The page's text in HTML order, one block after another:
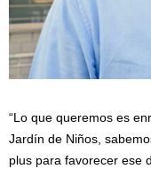
“Lo que queremos es
Jardín de Niños,
plus para favorecer ese